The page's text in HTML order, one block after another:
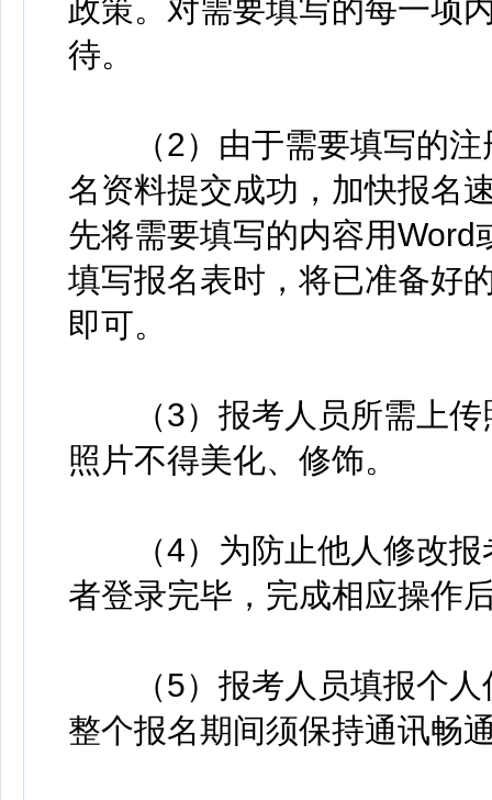
政策。对需要填写的每一项
待。
（2）由于需要填写的注
名资料提交成功，加快报名
先将需要填写的内容用
填写报名表时，将已准备好
即可。
（3）报考人员所需上传
照片不得美化、修饰。
（4）为防止他人修改报
者登录完毕，完成相应操作
（5）报考人员填报个人
整个报名期间须保持通讯畅